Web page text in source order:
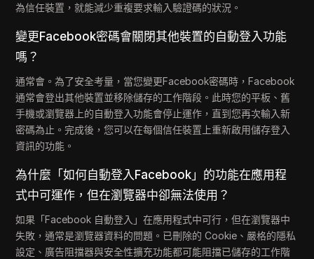
為信任裝置，就能減少重複要求輸入驗證碼的狀況。
變更Facebook密碼會關閉其他裝置的自動登入功能
嗎？
通常會。為了安全考量，當您變更Facebook密碼時，Facebook
通常會登出其他裝置並移除儲存的工作階段。此時您的平板、舊
手機或瀏覽器上的自動登入功能會停止運作，直到您再次輸入新
密碼為止。完成後，您可以在每個信任裝置上重新啟用儲存登入
資訊的功能。
為什麼「如何自動登入Facebook」的功能在應用程
式中可運作，但在瀏覽器中卻無法使用？
如果「Facebook 自動登入」在應用程式中可行，但在瀏覽器中
失敗，通常是瀏覽器資料的問題。已刪除的 Cookie、嚴格的隱私
設定、廣告阻擋器與安全性擴充功能都可能阻擋已儲存的工作階